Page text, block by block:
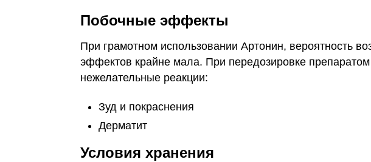
Побочные эффекты
При грамотном использовании Артонин, вероятность
эффектов крайне мала. При передозировке
нежелательные реакции:
Зуд и покраснения
Дерматит
Условия хранения